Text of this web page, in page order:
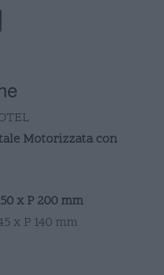
Motorizzata con
x P 200 mm
x P 140 mm